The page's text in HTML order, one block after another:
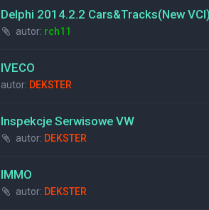
Delphi 2014.2.2 Cars&Tracks(New VCI)
autor: rch11
IVECO
autor: DEKSTER
Inspekcje Serwisowe VW
autor: DEKSTER
IMMO
autor: DEKSTER